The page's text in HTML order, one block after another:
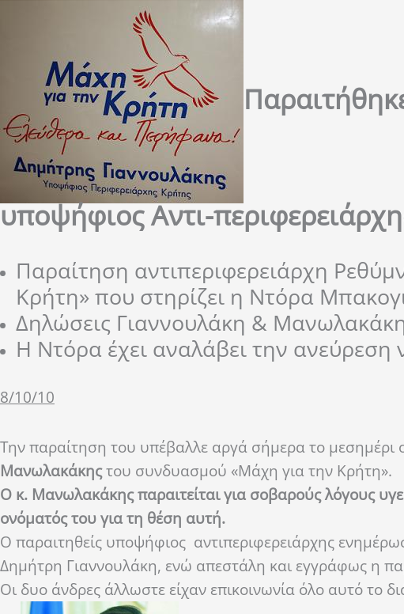
υποψήφιος Αντι-
Παραίτηση αντιπεριφερειάρχη
Κρήτη» που στηρίζει η Ντόρα
Δηλώσεις Γιαννουλάκη &
Η Ντόρα έχει αναλάβει την
8/10/10
Την παραίτηση του υπέβαλλε αργά σήμερα το μεσημέρι
Μανωλακάκηςτου συνδυασμού «Μάχη για την Κρήτη».
Ο κ. Μανωλακάκης παραιτείται για σοβαρούς λόγους
ονόματός του για τη θέση αυτή.
Ο παραιτηθείς υποψήφιος αντιπεριφερειάρχης
Δημήτρη Γιαννουλάκη, ενώ απεστάλη και εγγράφως η
Οι δυο άνδρες άλλωστε είχαν επικοινωνία όλο αυτό το